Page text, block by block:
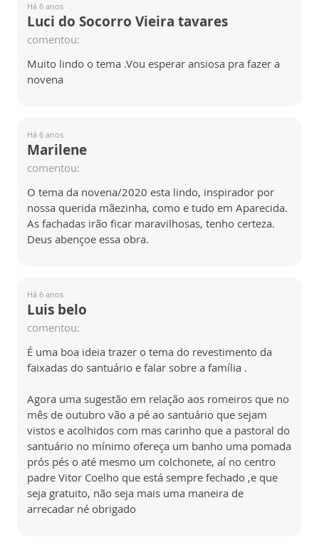
Há 6 anos
Luci do Socorro Vieira tavares
comentou:
Muito lindo o tema .Vou esperar ansiosa pra fazer a
novena
Há 6 anos
Marilene
comentou:
O tema da novena/2020 esta lindo, inspirador por
nossa querida mãezinha, como e tudo em Aparecida.
As fachadas irão ficar maravilhosas, tenho certeza.
Deus abençoe essa obra.
Há 6 anos
Luis belo
comentou:
É uma boa ideia trazer o tema do revestimento da
faixadas do santuário e falar sobre a família .
Agora uma sugestão em relação aos romeiros que no
mês de outubro vão a pé ao santuário que sejam
vistos e acolhidos com mas carinho que a pastoral do
santuário no mínimo ofereça um banho uma pomada
prós pés o até mesmo um colchonete, aí no centro
padre Vitor Coelho que está sempre fechado ,e que
seja gratuito, não seja mais uma maneira de
arrecadar né obrigado